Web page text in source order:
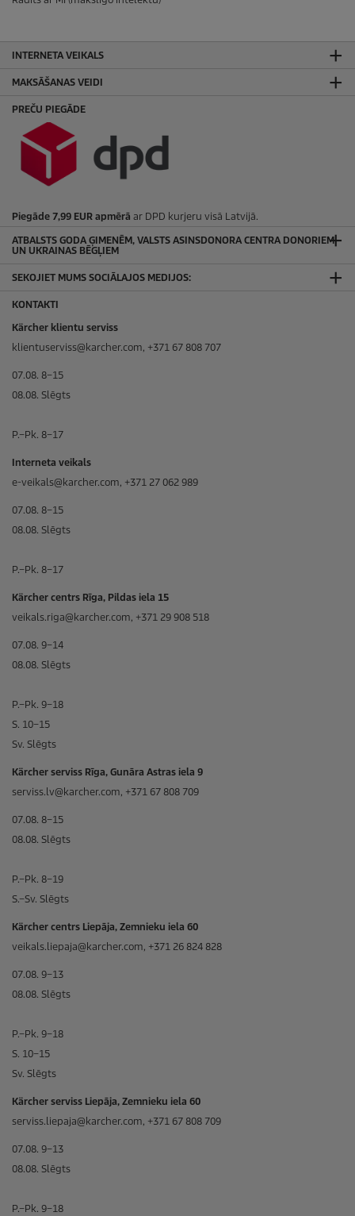
INTERNETA VEIKALS
MAKSĀŠANAS VEIDI
PREČU PIEGĀDE
Piegāde 7,99 EUR apmērā ar DPD kurjeru visā Latvijā.
ATBALSTS GODA ĢIMENĒM, VALSTS ASINSDONORA CENTRA DONORIEM
UN UKRAINAS BĒGĻIEM
SEKOJIET MUMS SOCIĀLAJOS MEDIJOS:
KONTAKTI
Kärcher klientu serviss
klientuserviss@karcher.com, +371 67 808 707
07.08. 8–15
08.08. Slēgts
P.–Pk. 8–17
Interneta veikals
e-veikals@karcher.com, +371 27 062 989
07.08. 8–15
08.08. Slēgts
P.–Pk. 8–17
Kärcher centrs Rīga, Pildas iela 15
veikals.riga@karcher.com, +371 29 908 518
07.08. 9–14
08.08. Slēgts
P.–Pk. 9–18
S. 10–15
Sv. Slēgts
Kärcher serviss Rīga, Gunāra Astras iela 9
serviss.lv@karcher.com, +371 67 808 709
07.08. 8–15
08.08. Slēgts
P.–Pk. 8–19
S.–Sv. Slēgts
Kärcher centrs Liepāja, Zemnieku iela 60
veikals.liepaja@karcher.com, +371 26 824 828
07.08. 9–13
08.08. Slēgts
P.–Pk. 9–18
S. 10–15
Sv. Slēgts
Kärcher serviss Liepāja, Zemnieku iela 60
serviss.liepaja@karcher.com, +371 67 808 709
07.08. 9–13
08.08. Slēgts
P.–Pk. 9–18